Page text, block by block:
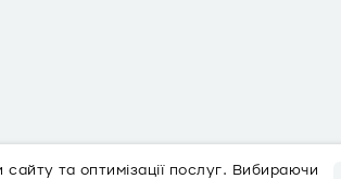
та оптимізації послуг. Вибираючи